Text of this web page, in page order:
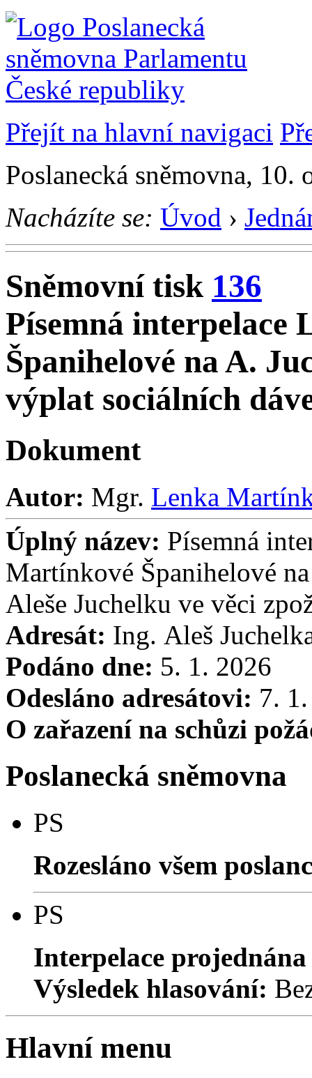
Přejít na hlavní navigaci
Poslanecká sněmovna, 10.
Nacházíte se: Úvod ›
Sněmovní tisk 136
Písemná interpelace
Španihelové na A.
výplat sociálních
Dokument
Autor: Mgr. Lenka
Úplný název: Písemná
Martínkové Španihelové
Aleše Juchelku ve věci
Adresát: Ing. Aleš
Podáno dne: 5. 1. 2026
Odesláno adresátovi: 7.
O zařazení na schůzi
Poslanecká sněmovna
PS
Rozesláno všem
PS
Interpelace
Výsledek hlasování:
Hlavní menu